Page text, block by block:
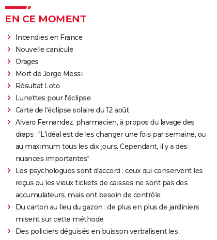
EN CE MOMENT
Incendies en France
Nouvelle canicule
Orages
Mort de Jorge Messi
Résultat Loto
Lunettes pour l'éclipse
Carte de l'éclipse solaire du 12 août
Alvaro Fernandez, pharmacien, à propos du lavage des
draps : "L'idéal est de les changer une fois par semaine, ou
au maximum tous les dix jours. Cependant, il y a des
nuances importantes"
Les psychologues sont d'accord : ceux qui conservent les
reçus ou les vieux tickets de caisses ne sont pas des
accumulateurs, mais ont besoin de contrôle
Du carton au lieu du gazon : de plus en plus de jardiniers
misent sur cette méthode
Des policiers déguisés en buisson verbalisent les